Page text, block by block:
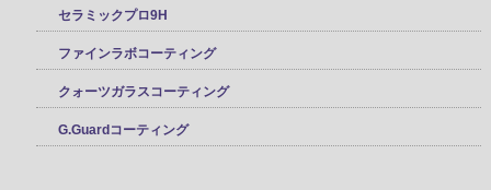
セラミックプロ9H
ファインラボコーティング
クォーツガラスコーティング
G.Guardコーティング